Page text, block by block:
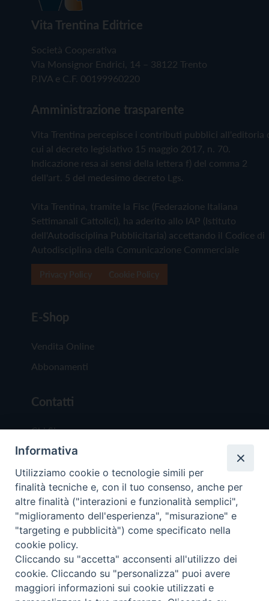
Vita Trentina Editrice
Società Cooperativa
Via Monsignor Endrici, 14 – 38122 Trento
P.IVA e C.F. 00199960220
Amministrazione trasparente
Vita Trentina percepisce i contributi pubblici all'editoria
cui al decreto legislativo 15 maggio 2017, n. 70.
Indicazione resa ai sensi della lettera f) del comma 2
dell'art. 5 del medesimo decreto Lgs.
Vita Trentina, tramite la Fisc (Federazione Italiana
Settimanali Cattolici), ha aderito allo IAP (Istituto
dell'Autodisciplina Pubblicitaria) accettando il Codice di
Autodisciplina della Comunicazione Commerciale
E-Shop
Vendita Online
Abbonamenti
Contatti
Chi Siamo
Redazione
Scrivici
Copyright © 2019 - Tutti i diritti riservati - Vita
Trentina Editrice
Privacy Policy
Informativa
Utilizziamo cookie o tecnologie simili per
finalità tecniche e, con il tuo consenso, anche per
altre finalità ("interazioni e funzionalità semplici",
"miglioramento dell'esperienza", "misurazione" e
"targeting e pubblicità") come specificato nella
cookie policy.
Cliccando su "accetta" acconsenti all'utilizzo dei
cookie. Cliccando su "personalizza" puoi avere
maggiori informazioni sui cookie utilizzati e